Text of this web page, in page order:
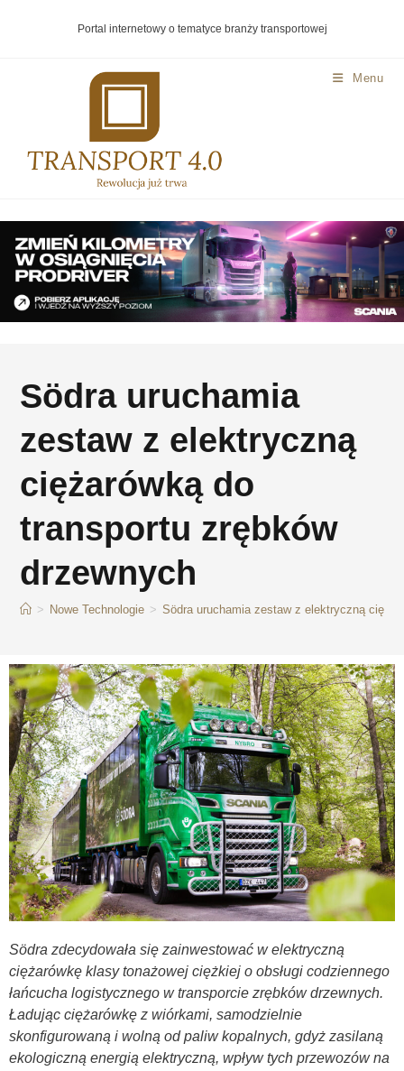
Portal internetowy o tematyce branży transportowej
Menu
Södra uruchamia
zestaw z elektryczną
ciężarówką do
transportu zrębków
drzewnych
> Nowe Technologie > Södra uruchamia zestaw z elektryczną
Södra zdecydowała się zainwestować w elektryczną
ciężarówkę klasy tonażowej ciężkiej o obsługi codziennego
łańcucha logistycznego w transporcie zrębków drzewnych.
Ładując ciężarówkę z wiórkami, samodzielnie
skonfigurowaną i wolną od paliw kopalnych, gdyż zasilaną
ekologiczną energią elektryczną, wpływ tych przewozów na